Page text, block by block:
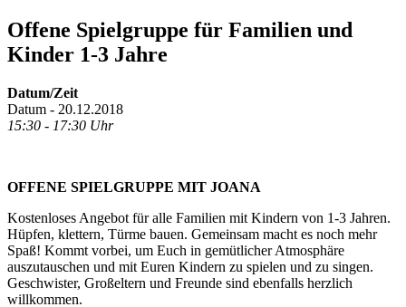
Offene Spielgruppe für Familien und
Kinder 1-3 Jahre
Datum/Zeit
Datum - 20.12.2018
15:30 - 17:30 Uhr
OFFENE SPIELGRUPPE MIT JOANA
Kostenloses Angebot für alle Familien mit Kindern von 1-3 Jahren.
Hüpfen, klettern, Türme bauen. Gemeinsam macht es noch mehr
Spaß! Kommt vorbei, um Euch in gemütlicher Atmosphäre
auszutauschen und mit Euren Kindern zu spielen und zu singen.
Geschwister, Großeltern und Freunde sind ebenfalls herzlich
willkommen.